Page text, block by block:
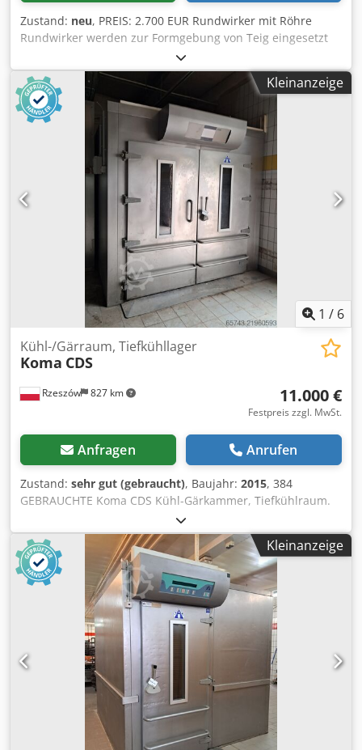
Zustand: neu, PREIS: 2.700 EUR Rundwirker mit Röhre
Rundwirker werden zur Formgebung von Teig eingesetzt
Sie finden Verwendung in der Bäckerei- und
Konditoreibranche Abmessungen: 350x550x800 mm
Leistungsaufnahme: 0,6 kW Teiggewicht pro Stück: 30-300
g Djdpfxouufd Ij Afqowa Maschinengewicht: 62 kg
Kleinanzeige
1 / 6
Rzeszów 827 km
Kühl-/Gärraum, Tiefkühllager
Koma CDS
11.000 €
Festpreis zzgl. MwSt.
Anfragen Anrufen
Zustand: sehr gut (gebraucht), Baujahr: 2015, 384
GEBRAUCHTE Koma CDS Kühl-Gärkammer, Tiefkühlraum.
TECHNISCHE DATEN: - Arbeitstemperaturbereich: -10°C bis
+30°C. Dwjdpfx Afoy Tg Rvoqea AUSSENMAßE (in cm): -
Höhe: 258, - Breite: 265, - Länge: 420. INNENMAßE (in cm):
- Höhe: 200, - Breite: 200, - Länge: 356. Der angegebene
Preis ist ein Nettopreis. WIR SPRECHEN ENGLISCH,
DEUTSCH, FRANZÖSISCH, RUSSISCH, UKRAINISCH. Wir
haben zahlreiche Backöfen auf Lager: Etagenöfen,
Stikkenöfen, Gas-, Öl- und Elektroöfen verschiedener
Hersteller. Wir bieten außerdem Maschinen,
Bäckereiausrüstung, Brötchenlinien, Brotlinien an. Wenn
Sie unser komplettes und aktuelles Angebot sehen
möchten, besuchen Sie unser Profil Bakeres.
Kleinanzeige